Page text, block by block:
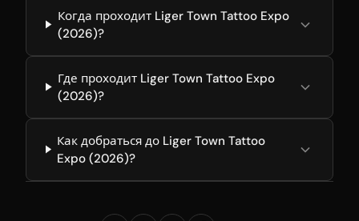
Когда проходит Liger Town Tattoo Expo
(2026)?
Где проходит Liger Town Tattoo Expo
(2026)?
Как добраться до Liger Town Tattoo
Expo (2026)?